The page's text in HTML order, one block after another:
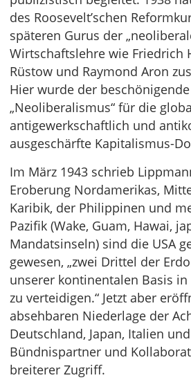
des Roosevelt’schen
späteren Gurus der
Wirtschaftslehre wie Friedrich
Rüstow und Raymond Aron
Hier wurde der
„Neoliberalismus“ für die
antigewerkschaftlich und
ausgeschärfte Kapitalismus-
Im März 1943 schrieb
Eroberung Nordamerikas,
Karibik, der Philippinen und
Pazifik (Wake, Guam, Hawai,
Mandatsinseln) sind die USA
gewesen, „zwei Drittel der
unserer kontinentalen Basis
zu verteidigen.“ Jetzt aber
absehbaren Niederlage der
Deutschland, Japan, Italien
Bündnispartner und
breiterer Zugriff.